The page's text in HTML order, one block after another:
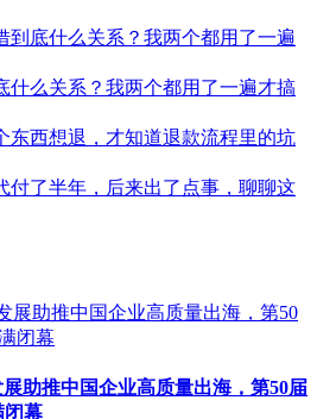
到底什么关系？我两个都用了一遍
什么关系？我两个都用了一遍才搞
东西想退，才知道退款流程里的坑
付了半年，后来出了点事，聊聊这
助推中国企业高质量出海，第50届
幕